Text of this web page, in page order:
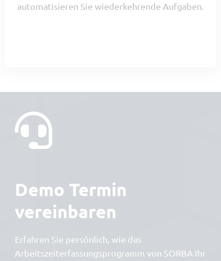
automatisieren Sie wiederkehrende Aufgaben.
Demo Termin
vereinbaren
Erfahren Sie persönlich, wie das
Arbeitszeiterfassungsprogramm von SORBA Ihr